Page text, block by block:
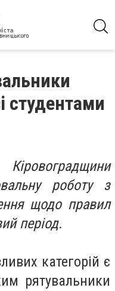
студентами
роботу з
щодо правил
період.
категорій є
рятувальники